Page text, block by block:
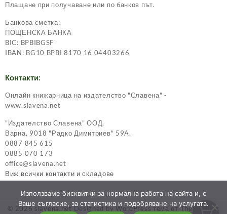
Плащане при получаване или по банков път.
Банкова сметка:
ПОЩЕНСКА БАНКА
BIC: BPBIBGSF
IBAN: BG10 BPBI 8170 16 04403266
Контакти:
Онлайн книжарница на издателство "Славена" -
www.slavena.net
"Издателство Славена" ООД,
Варна, 9018 "Радко Димитриев" 59А,
0887 845 615
0885 070 173
office@slavena.net
Виж всички контакти и складове
© 2026slavena.net Designed by WordPress тема от ThemeHunk
Използваме бисквитки за нормална работа на сайта и, с
Ваше съгласие, за статистика и подобряване на услугата.